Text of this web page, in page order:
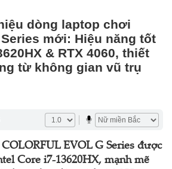
dòng laptop chơi
Series mới: Hiệu năng tốt
& RTX 4060, thiết
từ không gian vũ trụ
EVOL G Series được
Core i7-13620HX, mạnh mẽ